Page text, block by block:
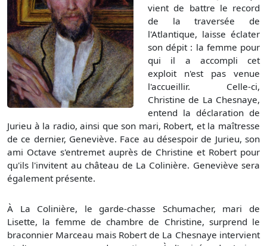
vient de battre le record
de la traversée de
l'Atlantique, laisse éclater
son dépit : la femme pour
qui il a accompli cet
exploit n'est pas venue
l'accueillir. Celle-ci,
Christine de La Chesnaye,
entend la déclaration de
Jurieu à la radio, ainsi que son mari, Robert, et la maîtresse
de ce dernier, Geneviève. Face au désespoir de Jurieu, son
ami Octave s'entremet auprès de Christine et Robert pour
qu'ils l'invitent au château de La Colinière. Geneviève sera
également présente.
À La Colinière, le garde-chasse Schumacher, mari de
Lisette, la femme de chambre de Christine, surprend le
braconnier Marceau mais Robert de La Chesnaye intervient